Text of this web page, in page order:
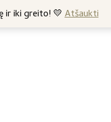
ir iki greito! 💛Atšaukti